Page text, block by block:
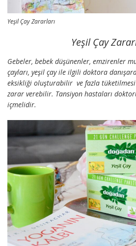
Yeşil Çay Zararları
Yeşil Çay
Gebeler, bebek düşünenler, emzirenler
çayları, yeşil çay ile ilgili doktora
eksikliği oluşturabilir ve fazla
zarar verebilir. Tansiyon hastaları
içmelidir.